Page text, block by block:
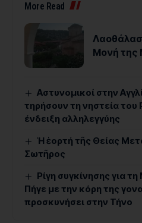
More Read
Μονή
Αστυνομικοί στην
τηρήσουν τη νηστεία του
ένδειξη αλληλεγγύης
Ἡ ἑορτή τῆς Θείας
Σωτῆρος
Ρίγη συγκίνησης για
Πήγε με την κόρη της
προσκυνήσει στην Τήνο